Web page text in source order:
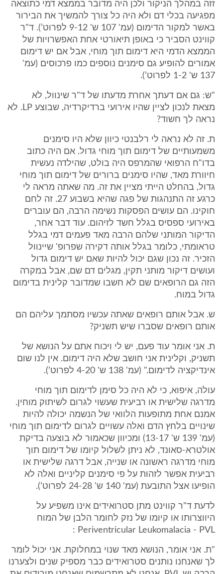
זזה במהלך הניקור ולכן היה מדובר בממצא דמי כתוצאה
מפגיעה בכלי דם ולא היה כל צורך להמשיך את הבירור
באשר למקור הדימום (עמ' 107 ש' 9-12 לפרוט’). ד"ר
קווינט הסביר כי באופן תיאורטי אחת האפשרויות של
הממצא הדמי היא דימום תוך מוחי, אבל אם יש דימום
אמורים להופיע גם סימנים נוספים כמו פרכוסים (עמ'
137 ש' 1-2 לפרוט’).
"ש: גם אם דעתך אחרת מדעתו של ד"ר שינוול, לא
מצאת לנכון לציין שהיו אירועי ברדיקרדיה, שבוצע LP. לא
נראה לך חשוד?
ת. זה לא נראה לי רלבנטי כיוון שלא היו סימנים
משמעותיים של דימום תוך מוחי גדול. אם היה כתוב
בדו"ח הרפואי שהמרפס היה בולט, שהילדה נעשית
חיוורת מאד, שהיו סימנים ברורים של דימום תוך מוחי
גדול, בהחלט הייתי מציין את זה. מה שאתה מראה לי
כרגע זה התנהגות של פגה שהיא בשבוע 27. זה לחם
חוקינו. הם עושים הפסקות נשימה הרבה, הם עוברים
באירועי ספסיס בגלל חשד לזיהום. עוד דבר אחר,
הדיקור המותני שלהם הרבה מאד פעמים דמי בגלל
טראומתי, כלומר בגלל אותה דקירה שפרופ' שיינוול
הזכיר. זה נכון שגם יכול להיות שאם יש דימום גדול
ועושים דיקור מותני תקין, מגלים דם שם, אבל במקרה
הזה גם הרופאים שם לא חשבו שמדובר קלינית בדימום
גדול במוח.
ש. אבל אותם רופאים שאתה עכשיו מסתמך עליהם הם
אותם רופאים שסברו שיש תשניק?
ת. אני אומר עוד פעם, יש לי ויכוח אתם על הנושא של
תשניק, וקלינית אני חושב שלא היה דימום. אין לנו שום
אינדיקציה לדימום." (עמ' 138 ש' 4-20 לפרוט’).
עולה, איפוא, כי לא היה כל סימן לדימום תוך מוחי
מדרגה שלישית או רביעית שעשוי לגרום לשיתוק מוחין.
אמנם אחת מתופעות הלוואי של הנשמה יכולה להיות
שינויים בלחץ הדם ואלה עשויים לגרום לדימום תוך מוחי
(עמ' 139 ש' 13-17) ומכיוון שכאמור לא בוצעה בדיקת
אולטרא-סאונד, לא ניתן לשלול קיומו של דימום תוך
מוחי מדרגה ראשונה או שנייה, אבל דרגה שלישית או
רביעית אפשר לזהות על פי סימנים קליניים ואלה לא
הופיעו אצל התובעת (עמ' 140 ש' 24-28 לפרוט’).
לדעת ד"ר קווינט מתן סטרואידים אינו משפיע על
היווצרותו או קיומו של נזק לחומר הלבן של המוח
Periventricular Leukomalacia - PVL :
"ת. אני אומר, הנושא מאד שנוי במחלוקת. אני יכול לומר
לך שאנחנו נותנים סטרואידים כבר מספיק שנים ולצערנו